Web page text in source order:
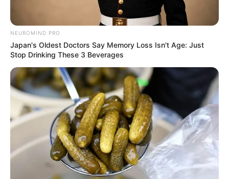
NEUROMIND PRO
Japan's Oldest Doctors Say Memory Loss Isn't Age: Just
Stop Drinking These 3 Beverages